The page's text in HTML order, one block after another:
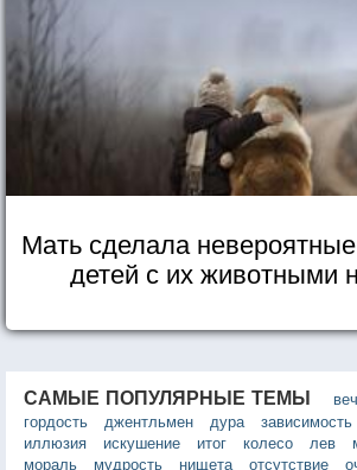
Мать сделала
детей с их животными
САМЫЕ ПОПУЛЯРНЫЕ ТЕМЫ
гордость
джентльмен дура зависимость
иллюзия
искушение итог колесо лев
мораль
мудрость нищета отсутствие